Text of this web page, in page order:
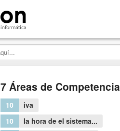
7 Áreas de Competencia
10
iva
10
la hora de el sistema...